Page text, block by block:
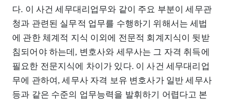
다. 이 사건 세무대리업무와 같이 주요 부분이 세무관
청과 관련된 실무적 업무를 수행하기 위해서는 세법
에 관한 체계적 지식 이외에 전문적 회계지식이 뒷받
침되어야 하는데, 변호사와 세무사는 그 자격 취득에
필요한 전문지식에 차이가 있다. 이 사건 세무대리업
무에 관하여, 세무사 자격 보유 변호사가 일반 세무사
등과 같은 수준의 업무능력을 발휘하기 어렵다고 본